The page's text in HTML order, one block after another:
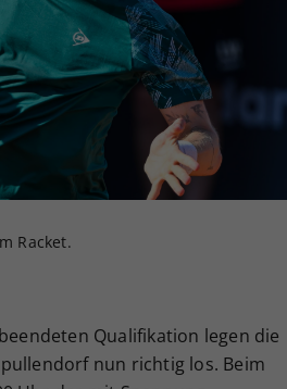
Racket.
Qualifikation legen die
nun richtig los. Beim
Einstellungen, falls der
Betreiber dies eingestellt hat.